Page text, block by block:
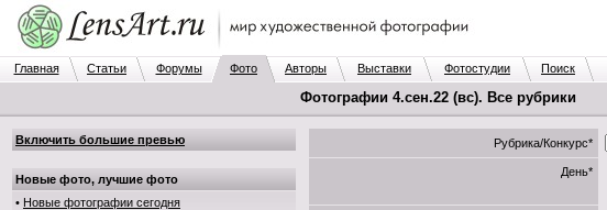
Главная Статьи Форумы Фото Авторы Выставки Фотостудии Поиск
Фотографии 4.сен.22 (вс). Все рубрики
Включить большие превью
Новые фото, лучшие фото
• Новые фотографии сегодня
Рубрика/Конкурс*
День*